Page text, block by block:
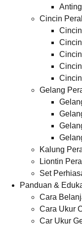
Cincin
Gelang
Kalung
Liontin
Set
Panduan &
Cara
Cara Ukur
Car Ukur